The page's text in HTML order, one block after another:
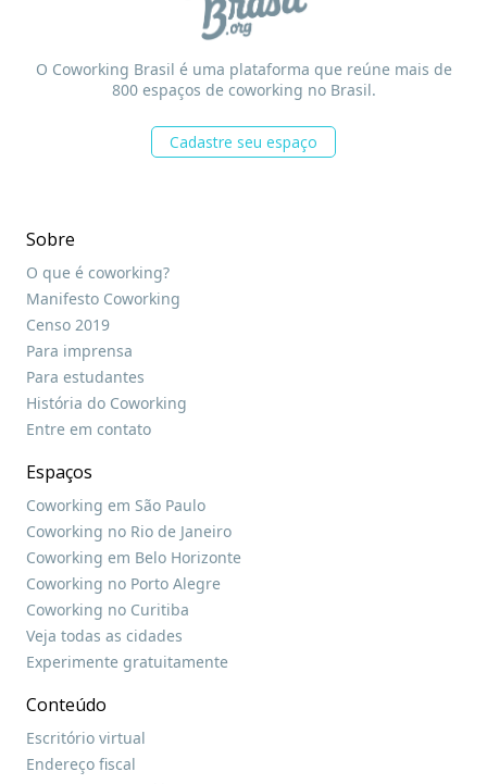
O Coworking Brasil é uma plataforma que reúne mais de
800 espaços de coworking no Brasil.
Cadastre seu espaço
Sobre
O que é coworking?
Manifesto Coworking
Censo 2019
Para imprensa
Para estudantes
História do Coworking
Entre em contato
Espaços
Coworking em São Paulo
Coworking no Rio de Janeiro
Coworking em Belo Horizonte
Coworking no Porto Alegre
Coworking no Curitiba
Veja todas as cidades
Experimente gratuitamente
Conteúdo
Escritório virtual
Endereço fiscal